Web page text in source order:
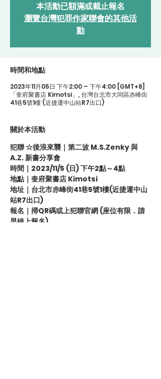
本活動已額滿或截止報名
瀏覽台灣犯罪作家聯會的其他活
動
時間和地點
2023年11月05日 下午2:00 – 下午4:00 [GMT+8]
「奎府聚書店 Kimotsi」, 台灣台北市大同區赤峰街
41巷5號1樓 (近捷運中山站R7出口)
關於本活動
犯聯 ☆後浪來襲｜第二波 M.S.Zenky 與
A.Z. 新書分享會
時間｜2023/11/5 (日) 下午2點～4點
地點｜奎府聚書店 Kimotsi
地址｜台北市赤峰街41巷5號1樓(近捷運中山
站R7出口)
報名｜掃QR碼或上犯聯官網 (座位有限．請
早線上報名)